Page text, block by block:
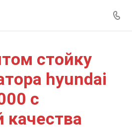
стойку
hyundai
с
качества